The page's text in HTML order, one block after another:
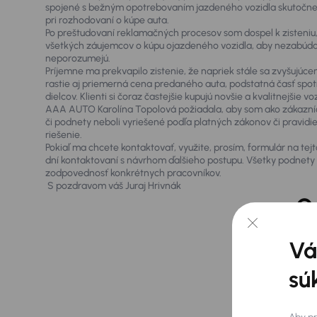
spojené s bežným opotrebovaním jazdeného vozidla
pri rozhodovaní o kúpe auta.
Po preštudovaní reklamačných procesov som dospel k
všetkých záujemcov o kúpu ojazdeného vozidla, aby
neporozumejú.
Príjemne ma prekvapilo zistenie, že napriek stále sa
rastie aj priemerná cena predaného auta, podstatná časť
dielcov. Klienti si čoraz častejšie kupujú novšie a kvalitnejšie
AAA AUTO Karolína Topolová požiadala, aby som ako
či podnety neboli vyriešené podľa platných zákonov či
riešenie.
Pokiaľ ma chcete kontaktovať, využite, prosím, formulár na
dní kontaktovaní s návrhom ďalšieho postupu. Všetky
zodpovednosť konkrétnych pracovníkov.
S pozdravom váš Juraj Hrivnák